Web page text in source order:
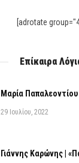
[adrotate
Επίκαιρα
Μαρία
29 Ιουλίου, 2022
Γιάννης Καρώνης |